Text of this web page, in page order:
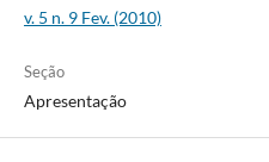
v. 5 n. 9 Fev. (2010)
Seção
Apresentação